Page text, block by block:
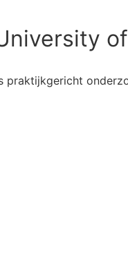
praktijkgericht